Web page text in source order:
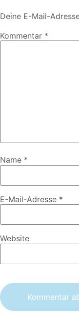
Deine E-Mail-
Kommentar *
Name *
E-Mail-Adresse *
Website